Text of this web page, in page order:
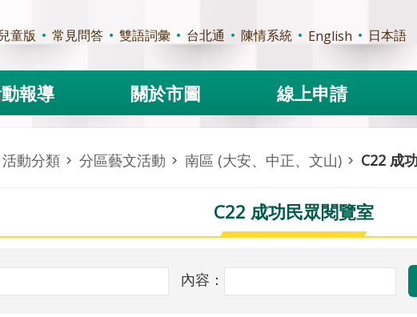
童版 常見問答 雙語詞彙 台北通 陳情系統 English 日本語
報導 關於市圖 線上申請
活動分類 分區藝文活動 南區 (大安、中正、文山) C22 成
C22 成功民眾閱覽室
內容：